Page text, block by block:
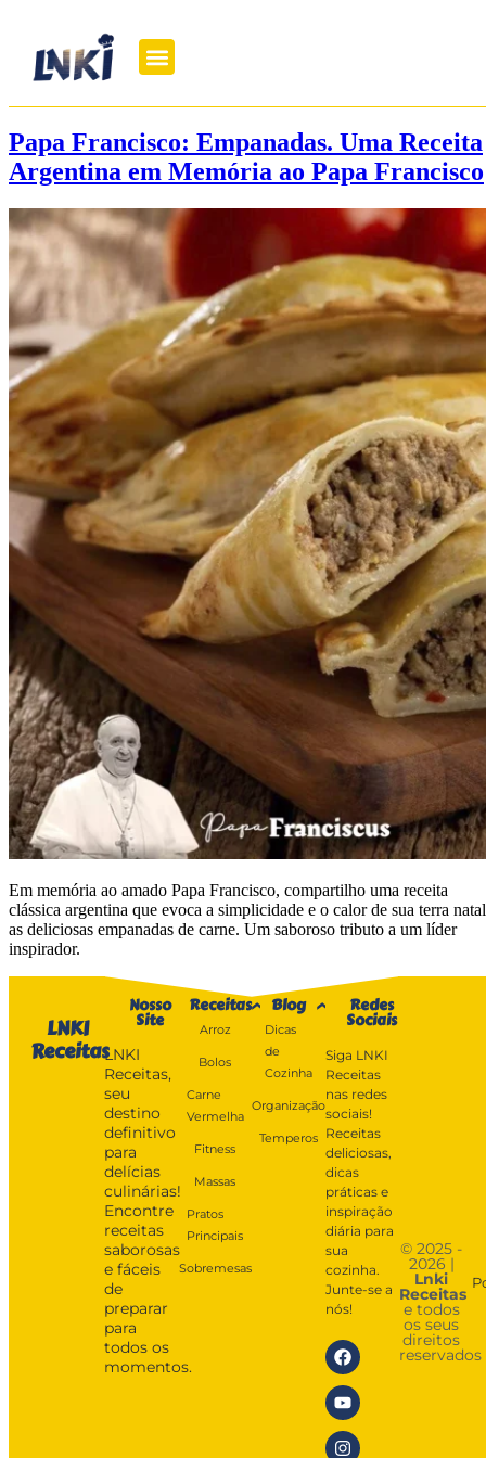
Papa Francisco: Empanadas. Uma Receita
Argentina em Memória ao Papa Francisco
Em memória ao amado Papa Francisco, compartilho uma receita
clássica argentina que evoca a simplicidade e o calor de sua terra
as deliciosas empanadas de carne. Um saboroso tributo a um líder
inspirador.
LNKI
Receitas
Nosso
Site
LNKI
Receitas,
seu
destino
definitivo
para
delícias
culinárias!
Encontre
receitas
saborosas
e fáceis
de
preparar
para
todos os
momentos.
Receitas
Arroz
Bolos
Carne
Vermelha
Fitness
Massas
Pratos
Principais
Sobremesas
Blog
Dicas
de
Cozinha
Organização
Temperos
Redes
Sociais
Siga LNKI
Receitas
nas redes
sociais!
Receitas
deliciosas,
dicas
práticas e
inspiração
diária para
sua
cozinha.
Junte-se a
nós!
© 2025 -
2026 |
Lnki
Receitas
e todos
os seus
direitos
reservados